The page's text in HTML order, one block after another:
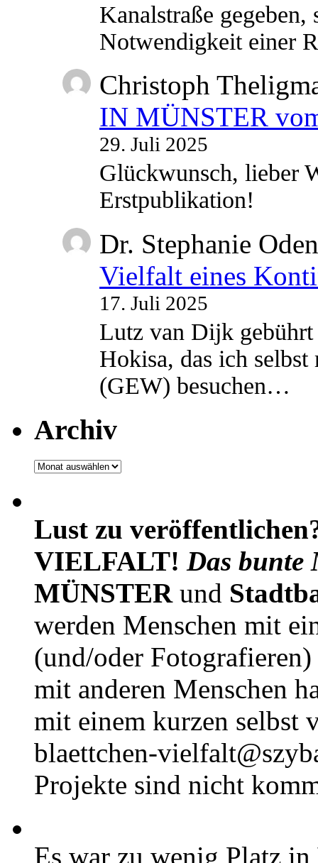
Kanalstraße
Notwendigkeit einer
Christoph
IN MÜNSTER
29. Juli 2025
Glückwunsch, lieber
Erstpublikation!
Dr. Stephanie
Vielfalt eines
17. Juli 2025
Lutz van Dijk
Hokisa, das ich
(GEW) besuchen…
Archiv
Archiv
Lust zu
VIELFALT! Das bunte
MÜNSTERund
werden Menschen mit
(und/oder
mit anderen Menschen
mit einem kurzen selbst
blaettchen-
Projekte sind nicht
Es war zu wenig Platz in